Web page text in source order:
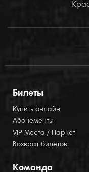
Билеты
Купить онлайн
Абонементы
VIP Места / Паркет
Возврат билетов
Команда